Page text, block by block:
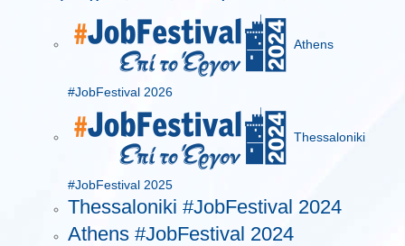
Athens
#JobFestival 2026
Thessaloniki
#JobFestival 2025
Thessaloniki #JobFestival 2024
Athens #JobFestival 2024